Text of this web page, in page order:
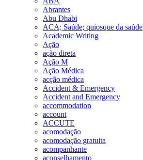
Abrantes
Abu Dhabi
ACA; Saúde; quiosque da saúde
Academic Writing
Ação
ação direta
Ação M
Ação Médica
acção médica
Accident & Emergency
Accident and Emergency
accommodation
account
ACCUTE
acomodação
acomodação gratuita
acompanhante
aconselhamento